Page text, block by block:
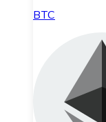
BTC